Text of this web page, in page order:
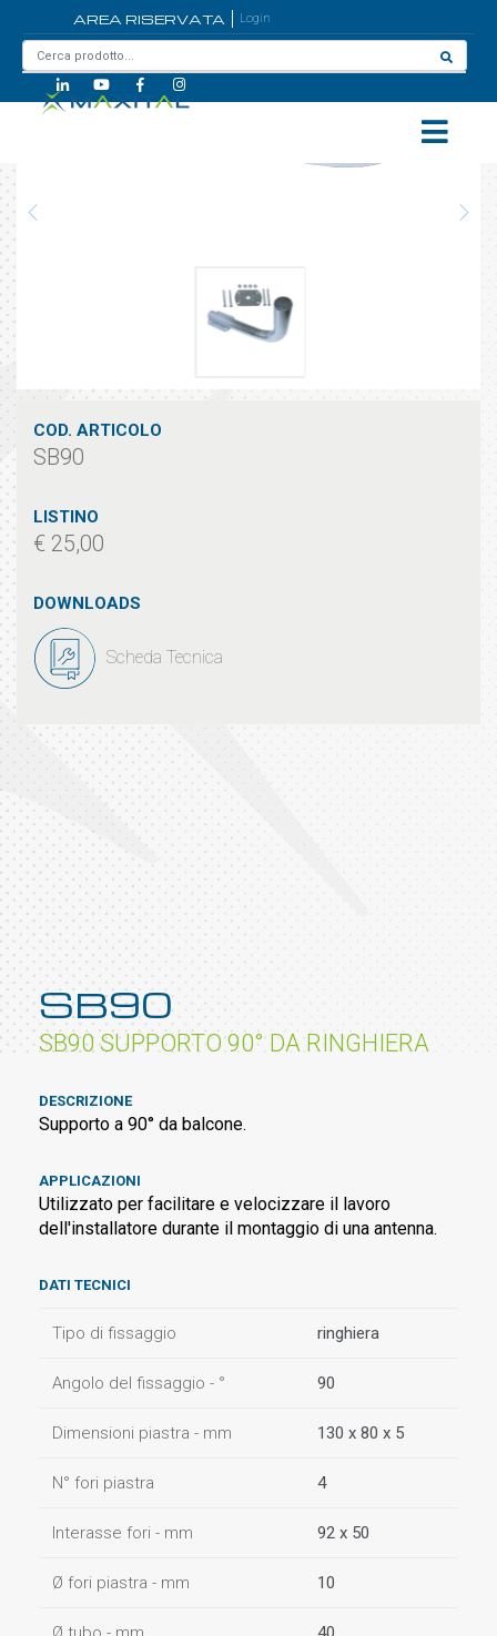
AREA RISERVATA Login
COD. ARTICOLO
SB90
LISTINO
€ 25,00
DOWNLOADS
Scheda Tecnica
SB90
SB90 SUPPORTO 90° DA RINGHIERA
DESCRIZIONE
Supporto a 90° da balcone.
APPLICAZIONI
Utilizzato per facilitare e velocizzare il lavoro
dell'installatore durante il montaggio di una antenna.
DATI TECNICI
Tipo di fissaggio ringhiera
Angolo del fissaggio - ° 90
Dimensioni piastra - mm 130 x 80 x 5
N° fori piastra 4
Interasse fori - mm 92 x 50
Ø fori piastra - mm 10